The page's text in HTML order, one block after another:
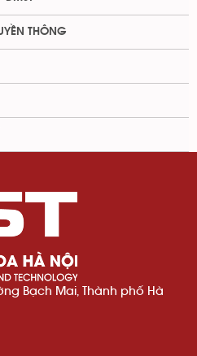
THÔNG
Bạch Mai, Thành phố Hà